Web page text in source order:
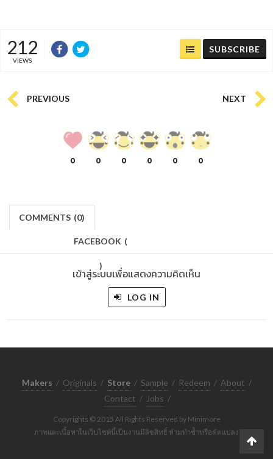
212
VIEWS
SUBSCRIBE
PREVIOUS NEXT
0 0 0 0 0 0
COMMENTS (0)
FACEBOOK (
)
เข้าสู่ระบบเพื่อแสดงความคิดเห็น
LOG IN
Makers / Originals / Store / Sample / Redeem / About /
Contact / Jobs /
Copyrights © 2015 All Rights Reserved by Minimore
ภาพและเนื้อหาในเว็บไซต์นี้เป็นงานมีลิขสิทธิ์ ห้ามทำซ้ำหรือดัดแปลง